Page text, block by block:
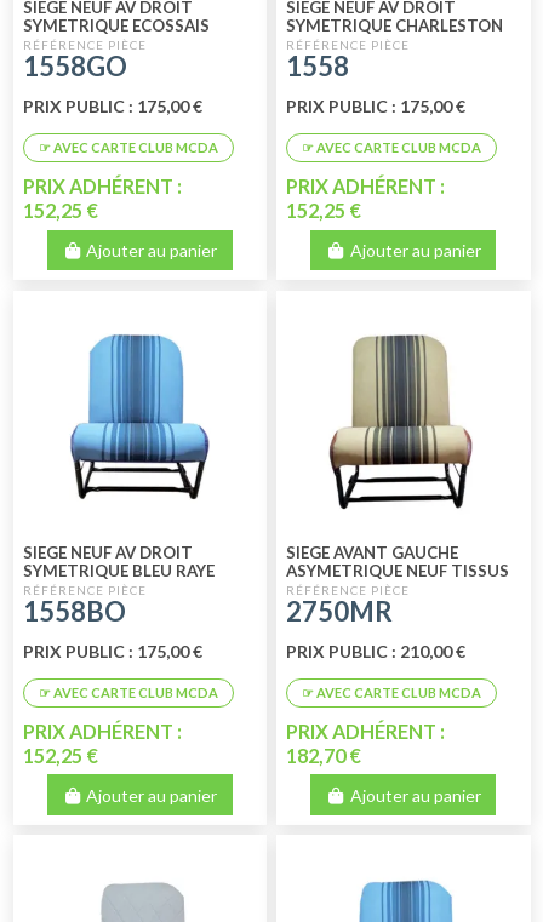
SIEGE NEUF AV DROIT
SYMETRIQUE ECOSSAIS
1558GO
PRIX PUBLIC : 175,00 €
PRIX ADHÉRENT :
152,25 €
Ajouter au panier
SIEGE NEUF AV DROIT
SYMETRIQUE CHARLESTON
1558
PRIX PUBLIC : 175,00 €
PRIX ADHÉRENT :
152,25 €
Ajouter au panier
SIEGE NEUF AV DROIT
SYMETRIQUE BLEU RAYE
1558BO
PRIX PUBLIC : 175,00 €
PRIX ADHÉRENT :
152,25 €
Ajouter au panier
SIEGE AVANT GAUCHE
ASYMETRIQUE NEUF TISSUS
MARRON RAYE
2750MR
PRIX PUBLIC : 210,00 €
PRIX ADHÉRENT :
182,70 €
Ajouter au panier